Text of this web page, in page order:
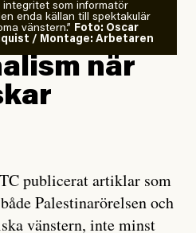
integritet som informatör
enda källan till spektakulär
vänstern.” Foto: Oscar
/ Montage: Arbetaren
när
publicerat artiklar som
Palestinarörelsen och
vänstern, inte minst